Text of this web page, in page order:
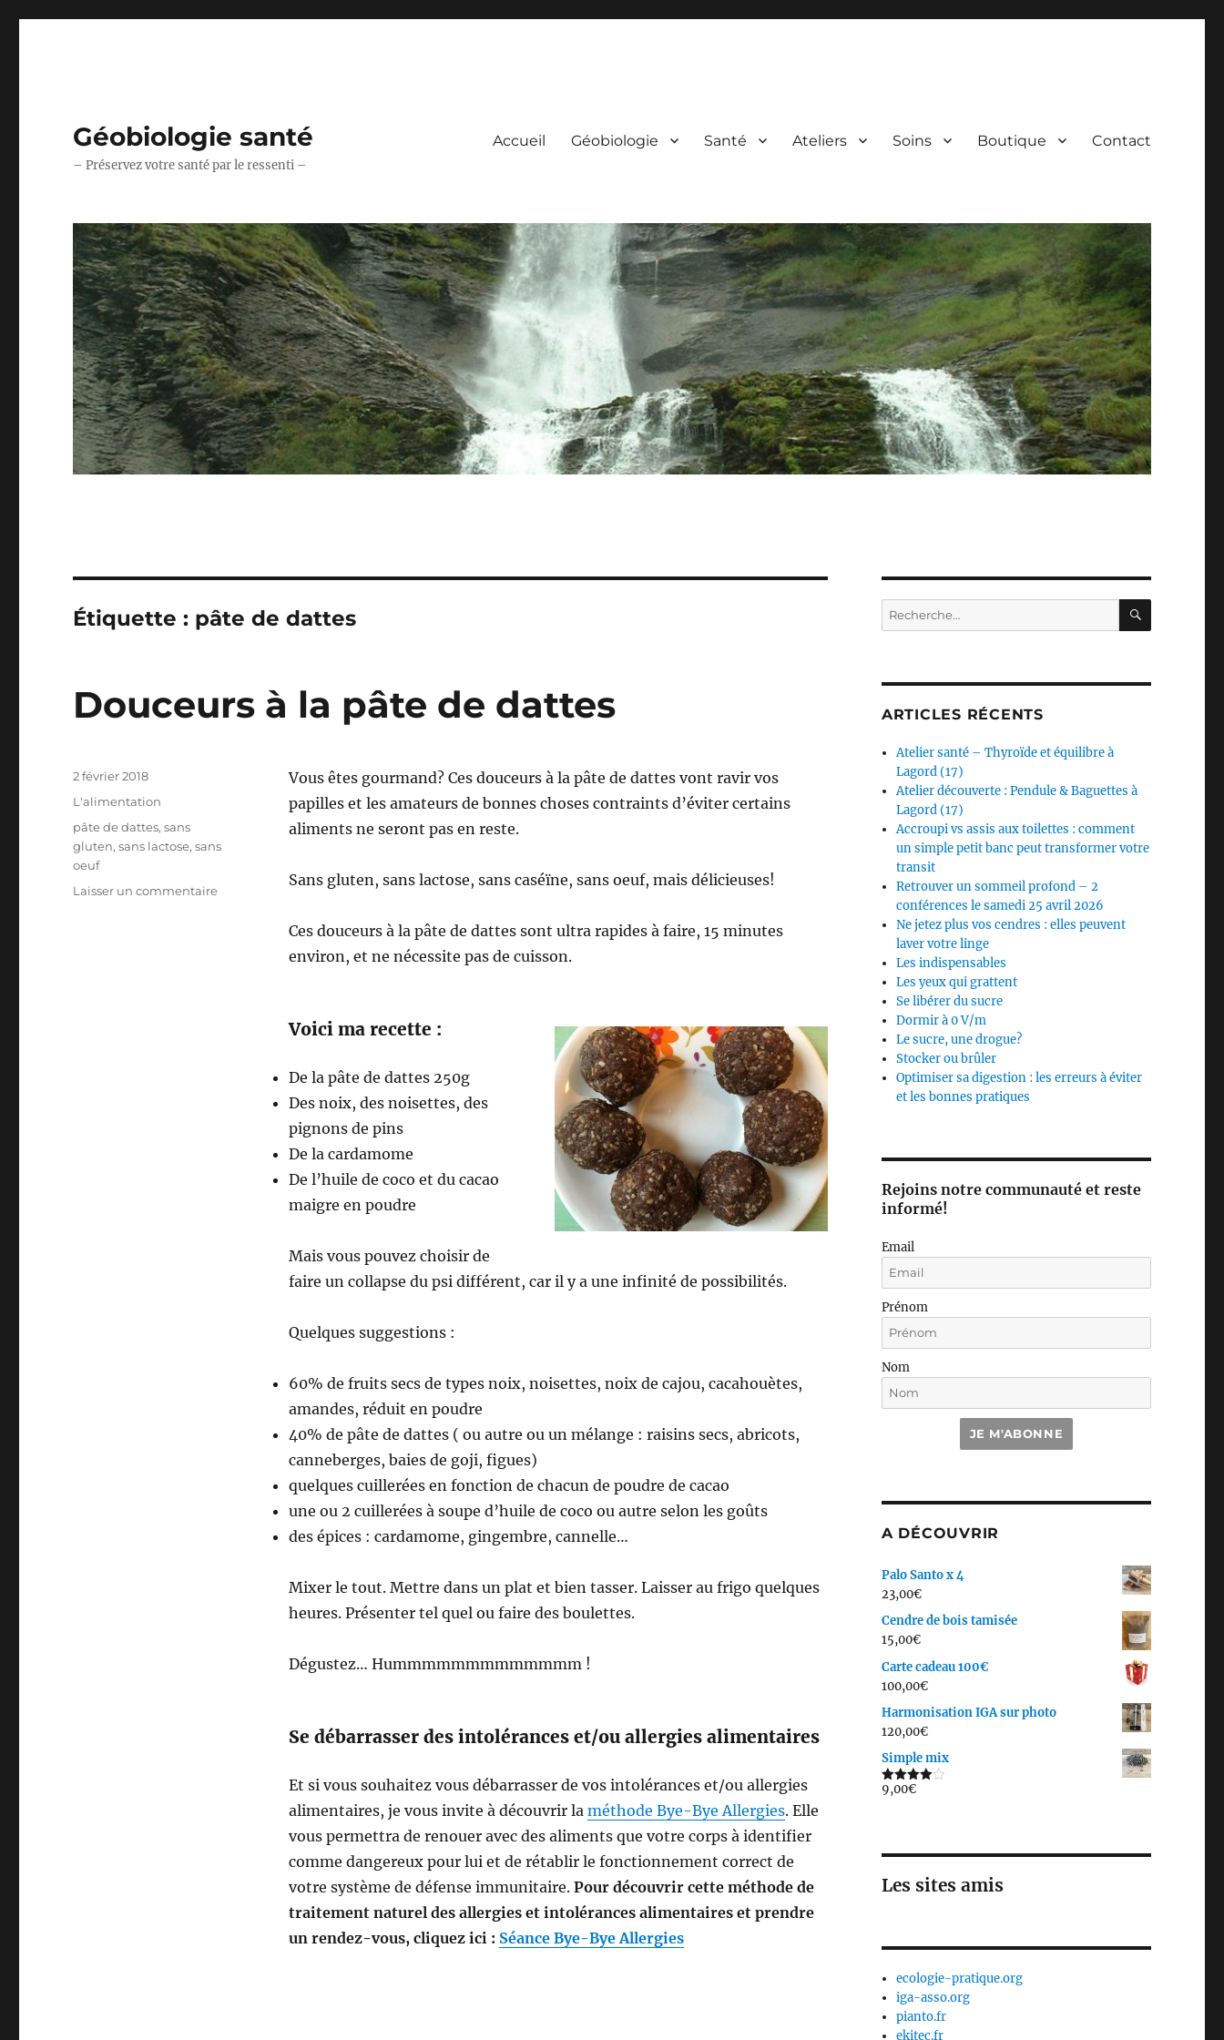
Géobiologie santé
– Préservez votre santé par le ressenti –
Accueil Géobiologie Santé Ateliers Soins Boutique Contact
Étiquette : pâte de dattes
Douceurs à la pâte de dattes
Vous êtes gourmand? Ces douceurs à la pâte de dattes vont ravir vos
papilles et les amateurs de bonnes choses contraints d’éviter certains
aliments ne seront pas en reste.
Sans gluten, sans lactose, sans caséïne, sans oeuf, mais délicieuses!
Ces douceurs à la pâte de dattes sont ultra rapides à faire, 15 minutes
environ, et ne nécessite pas de cuisson.
Voici ma recette :
De la pâte de dattes 250g
Des noix, des noisettes, des
pignons de pins
De la cardamome
De l’huile de coco et du cacao
maigre en poudre
Mais vous pouvez choisir de
faire un collapse du psi différent, car il y a une infinité de possibilités.
Quelques suggestions :
60% de fruits secs de types noix, noisettes, noix de cajou, cacahouètes,
amandes, réduit en poudre
40% de pâte de dattes ( ou autre ou un mélange : raisins secs, abricots,
canneberges, baies de goji, figues)
quelques cuillerées en fonction de chacun de poudre de cacao
une ou 2 cuillerées à soupe d’huile de coco ou autre selon les goûts
des épices : cardamome, gingembre, cannelle…
Mixer le tout. Mettre dans un plat et bien tasser. Laisser au frigo quelques
heures. Présenter tel quel ou faire des boulettes.
Dégustez… Hummmmmmmmmmmmm !
Se débarrasser des intolérances et/ou allergies alimentaires
Et si vous souhaitez vous débarrasser de vos intolérances et/ou allergies
alimentaires, je vous invite à découvrir la méthode Bye-Bye Allergies. Elle
vous permettra de renouer avec des aliments que votre corps à identifier
comme dangereux pour lui et de rétablir le fonctionnement correct de
votre système de défense immunitaire.Pour découvrir cette méthode de
traitement naturel des allergies et intolérances alimentaires et prendre
un rendez-vous, cliquez ici : Séance Bye-Bye Allergies
Publié
2 février 2018
Catégories
L'alimentation
Étiquettes
pâte de dattes,sans
gluten,sans lactose,sans
oeuf
Laisser un commentairesur
Recherche
pour :
ARTICLES RÉCENTS
Atelier santé – Thyroïde et équilibre à
Lagord (17)
Atelier découverte : Pendule & Baguettes à
Lagord (17)
Accroupi vs assis aux toilettes : comment
un simple petit banc peut transformer votre
transit
Retrouver un sommeil profond – 2
conférences le samedi 25 avril 2026
Ne jetez plus vos cendres : elles peuvent
laver votre linge
Les indispensables
Les yeux qui grattent
Se libérer du sucre
Dormir à 0 V/m
Le sucre, une drogue?
Stocker ou brûler
Optimiser sa digestion : les erreurs à éviter
et les bonnes pratiques
Rejoins notre communauté et reste
informé!
Email
Prénom
Nom
JE M'ABONNE
A DÉCOUVRIR
Palo Santo x 4
23,00€
Cendre de bois tamisée
15,00€
Carte cadeau 100€
100,00€
Harmonisation IGA sur photo
120,00€
Simple mix
Note
9,00€
Les sites amis
ecologie-pratique.org
iga-asso.org
pianto.fr
ekitec.fr